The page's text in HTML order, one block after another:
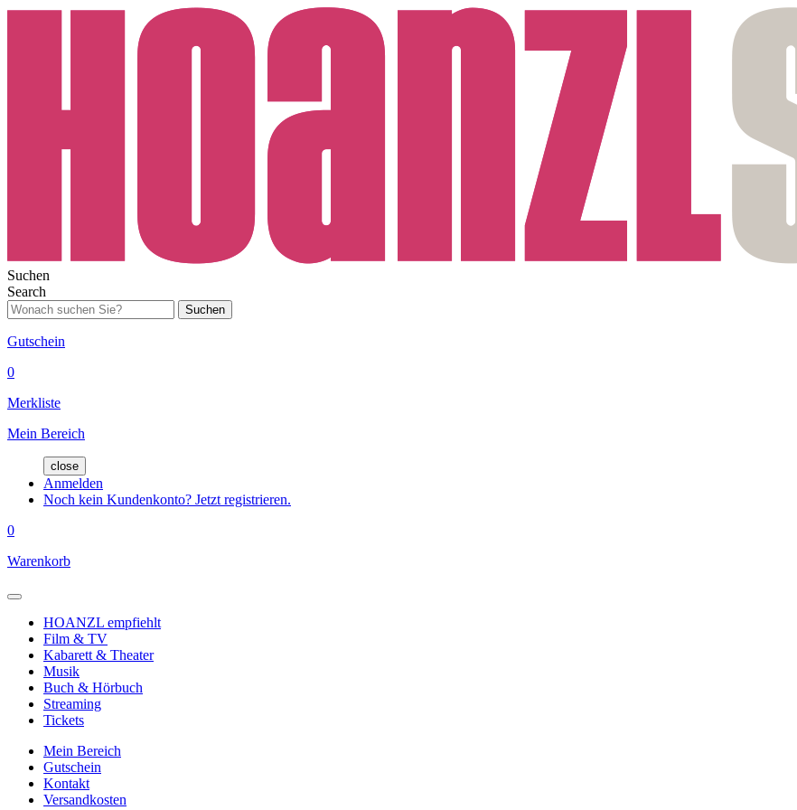
Suchen
Search
Suchen
Gutschein
0
Merkliste
Mein Bereich
close
Anmelden
Noch kein Kundenkonto? Jetzt registrieren.
0
Warenkorb
HOANZL empfiehlt
Film & TV
Kabarett & Theater
Musik
Buch & Hörbuch
Streaming
Tickets
Mein Bereich
Gutschein
Kontakt
Versandkosten